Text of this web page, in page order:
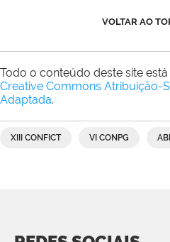
VOLTAR AO
Todo o conteúdo deste site
Creative Commons Atribuição-
Adaptada.
XIII CONFICT VI CONPG